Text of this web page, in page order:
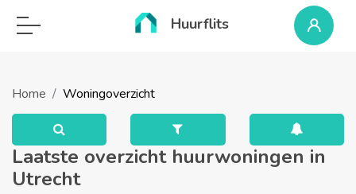
Huurflits
Home Woningoverzicht
Laatste overzicht huurwoningen in
Utrecht